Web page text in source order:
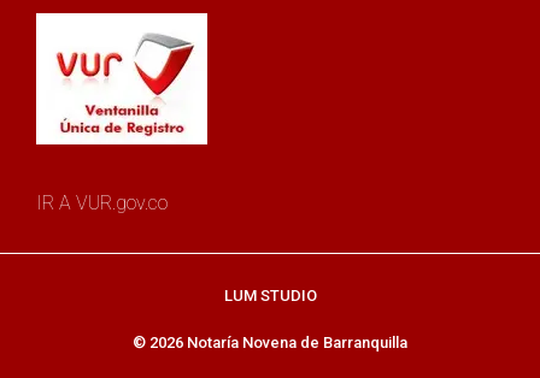
IR A VUR.gov.co
LUM STUDIO
© 2026 Notaría Novena de Barranquilla